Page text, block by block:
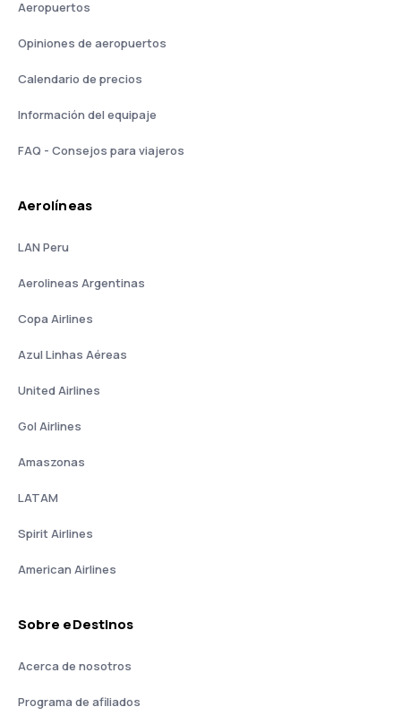
Aeropuertos
Opiniones de aeropuertos
Calendario de precios
Información del equipaje
FAQ - Consejos para viajeros
Aerolíneas
LAN Peru
Aerolineas Argentinas
Copa Airlines
Azul Linhas Aéreas
United Airlines
Gol Airlines
Amaszonas
LATAM
Spirit Airlines
American Airlines
Sobre eDestinos
Acerca de nosotros
Programa de afiliados